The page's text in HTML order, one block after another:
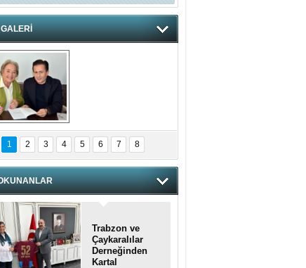
hnzzzna
1 2 3 4 5 6 7 8
Trabzon ve
Çaykaralılar
Derneğinden
Kartal